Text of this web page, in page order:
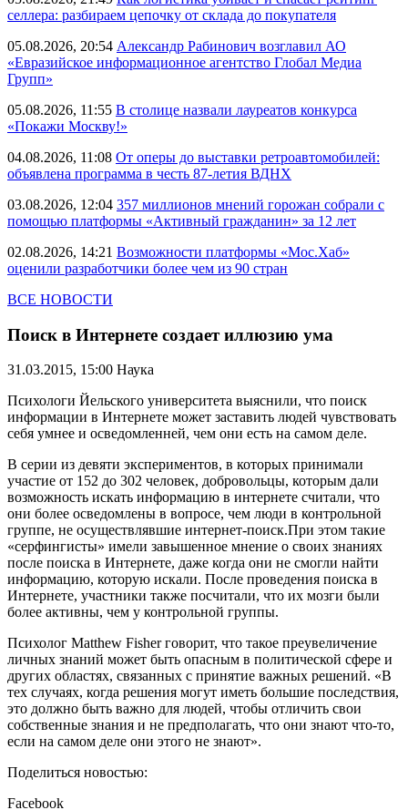
селлера: разбираем цепочку от склада до покупателя
05.08.2026, 20:54 Александр Рабинович возглавил АО
«Евразийское информационное агентство Глобал Медиа
Групп»
05.08.2026, 11:55 В столице назвали лауреатов конкурса
«Покажи Москву!»
04.08.2026, 11:08 От оперы до выставки ретроавтомобилей:
объявлена программа в честь 87-летия ВДНХ
03.08.2026, 12:04 357 миллионов мнений горожан собрали с
помощью платформы «Активный гражданин» за 12 лет
02.08.2026, 14:21 Возможности платформы «Мос.Хаб»
оценили разработчики более чем из 90 стран
ВСЕ НОВОСТИ
Поиск в Интернете создает иллюзию ума
31.03.2015, 15:00 Наука
Психологи Йельского университета выяснили, что поиск
информации в Интернете может заставить людей чувствовать
себя умнее и осведомленней, чем они есть на самом деле.
В серии из девяти экспериментов, в которых принимали
участие от 152 до 302 человек, добровольцы, которым дали
возможность искать информацию в интернете считали, что
они более осведомлены в вопросе, чем люди в контрольной
группе, не осуществлявшие интернет-поиск.При этом такие
«серфингисты» имели завышенное мнение о своих знаниях
после поиска в Интернете, даже когда они не смогли найти
информацию, которую искали. После проведения поиска в
Интернете, участники также посчитали, что их мозги были
более активны, чем у контрольной группы.
Психолог Matthew Fisher говорит, что такое преувеличение
личных знаний может быть опасным в политической сфере и
других областях, связанных с принятие важных решений. «В
тех случаях, когда решения могут иметь большие последствия,
это должно быть важно для людей, чтобы отличить свои
собственные знания и не предполагать, что они знают что-то,
если на самом деле они этого не знают».
Поделиться новостью:
Facebook